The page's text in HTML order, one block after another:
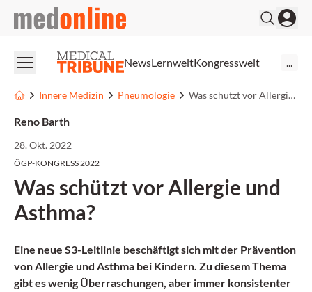
medonline
NewsLernweltKongresswelt
Innere Medizin Pneumologie Was schützt vor Allergie und Asthma?
Reno Barth
28. Okt. 2022
ÖGP-KONGRESS 2022
Was schützt vor Allergie und
Asthma?
Eine neue S3-Leitlinie beschäftigt sich mit der Prävention
von Allergie und Asthma bei Kindern. Zu diesem Thema
gibt es wenig Überraschungen, aber immer konsistenter